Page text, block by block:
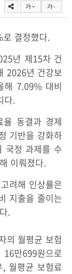
가 + 가 -
결정했다.
년 제15차 건
2026년 건강보
해 7.09% 대비
다.
율 동결과 경제
기반을 강화하
국정 과제를 수
이뤄졌다.
려해 인상률은
지출을 줄이는
.
의 월평균 보험
만699원으로
월평균 보험료